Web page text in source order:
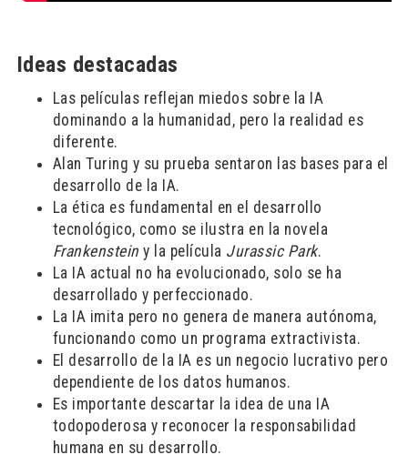
Ideas destacadas
Las películas reflejan miedos sobre la IA
dominando a la humanidad, pero la realidad es
diferente.
Alan Turing y su prueba sentaron las bases para el
desarrollo de la IA.
La ética es fundamental en el desarrollo
tecnológico, como se ilustra en la novela
Frankenstein y la película Jurassic Park.
La IA actual no ha evolucionado, solo se ha
desarrollado y perfeccionado.
La IA imita pero no genera de manera autónoma,
funcionando como un programa extractivista.
El desarrollo de la IA es un negocio lucrativo pero
dependiente de los datos humanos.
Es importante descartar la idea de una IA
todopoderosa y reconocer la responsabilidad
humana en su desarrollo.